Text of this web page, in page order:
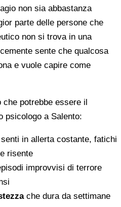
non sia abbastanza
parte delle persone che
non si trova in una
sente che qualcosa
e vuole capire come
potrebbe essere il
psicologo a Salento:
in allerta costante, fatichi
risente
improvvisi di terrore
che dura da settimane